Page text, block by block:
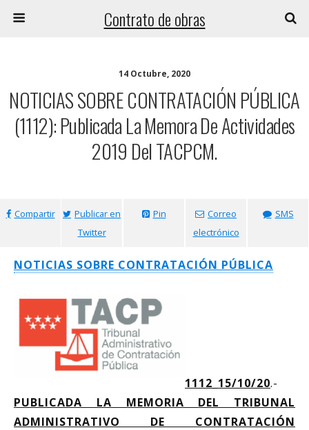
Contrato de obras
14 Octubre, 2020
NOTICIAS SOBRE CONTRATACIÓN PÚBLICA
(1112): Publicada La Memora De Actividades
2019 Del TACPCM.
Compartir
Publicar en
Twitter
Pin
Correo
electrónico
SMS
NOTICIAS SOBRE CONTRATACIÓN PÚBLICA
1112_15/10/20.-
PUBLICADA LA MEMORIA DEL TRIBUNAL
ADMINISTRATIVO DE CONTRATACIÓN